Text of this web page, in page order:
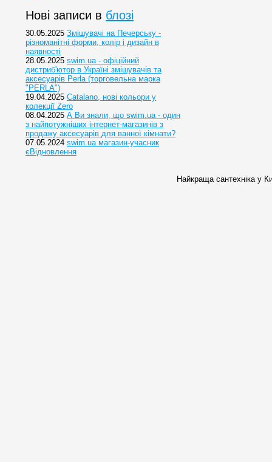
Нові записи в блозі
30.05.2025 Змішувачі на Печерську -
різноманітні форми, колір і дизайн в
наявності
28.05.2025 swim.ua - офіційний
дистриб'ютор в Україні змішувачів та
аксесуарів Perla (торговельна марка
"PERLA")
19.04.2025 Catalano, нові кольори у
колекції Zero
08.04.2025 А Ви знали, що swim.ua - один
з найпотужніших інтернет-магазинів з
продажу аксесуарів для ванної кімнати?
07.05.2024 swim.ua магазин-учасник
єВідновлення
Найкраща сантехніка у